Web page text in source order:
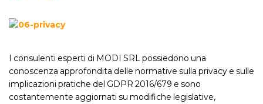
I consulenti esperti di MODI SRL possiedono una
conoscenza approfondita delle normative sulla privacy e sulle
implicazioni pratiche del GDPR 2016/679 e sono
costantemente aggiornati su modifiche legislative,